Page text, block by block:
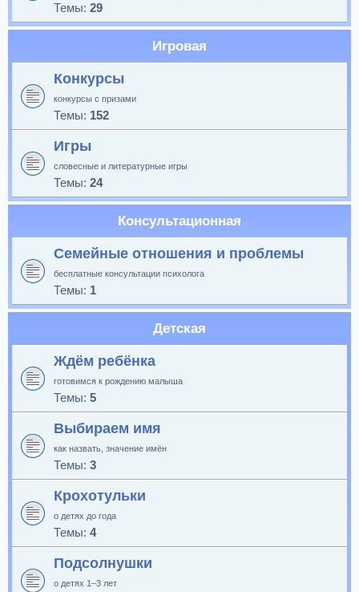
Темы: 29
Игровая
Конкурсы
конкурсы с призами
Темы: 152
Игры
словесные и литературные игры
Темы: 24
Консультационная
Семейные отношения и проблемы
бесплатные консультации психолога
Темы: 1
Детская
Ждём ребёнка
готовимся к рождению малыша
Темы: 5
Выбираем имя
как назвать, значение имён
Темы: 3
Крохотульки
о детях до года
Темы: 4
Подсолнушки
о детях 1–3 лет